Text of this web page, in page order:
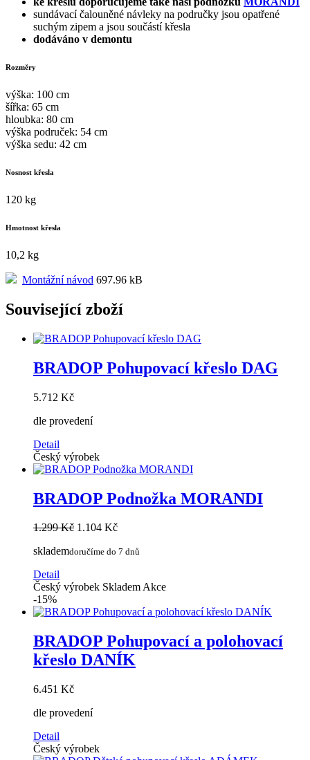
sundávací čalouněné návleky na područky jsou opatřené
suchým zipem a jsou součástí křesla
dodáváno v demontu
Rozměry
výška: 100 cm
šířka: 65 cm
hloubka: 80 cm
výška područek: 54 cm
výška sedu: 42 cm
Nosnost křesla
120 kg
Hmotnost křesla
10,2 kg
Montážní návod 697.96 kB
Související zboží
BRADOP Pohupovací křeslo DAG
5.712 Kč
dle provedení
Detail
Český výrobek
BRADOP Podnožka MORANDI
1.299 Kč 1.104 Kč
sklademdoručíme do 7 dnů
Detail
Český výrobek SklademAkce
-15%
BRADOP Pohupovací a polohovací
křeslo DANÍK
6.451 Kč
dle provedení
Detail
Český výrobek